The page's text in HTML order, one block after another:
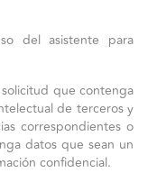
del asistente para
que contenga
de terceros y
correspondientes o
datos que sean un
confidencial.